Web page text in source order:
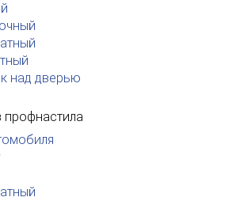
над дверью
профнастила